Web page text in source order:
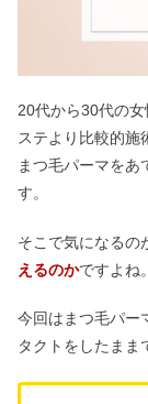
20代から30代の
ステより比較的施
まつ毛パーマをあ
す。
そこで気になるの
えるのかですよね。
今回はまつ毛パー
タクトをしたまま